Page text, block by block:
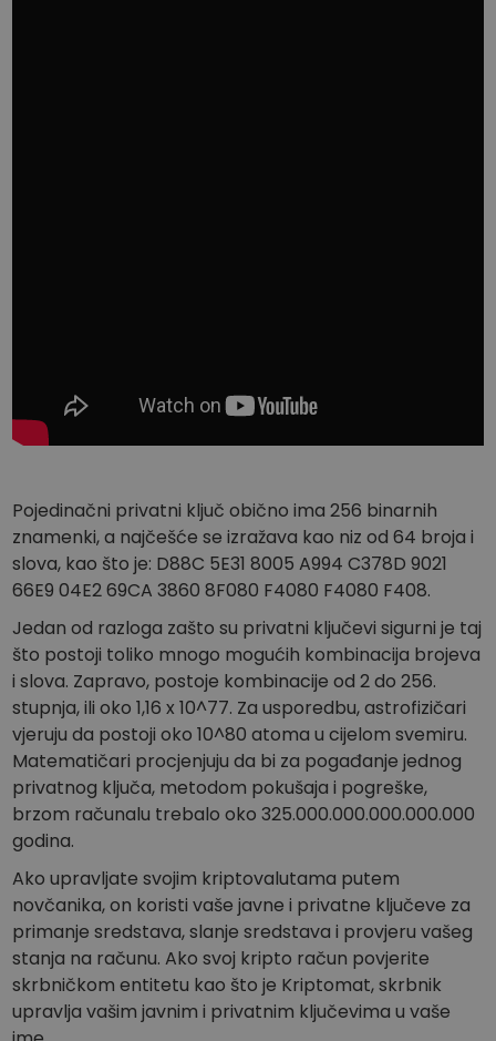
Pojedinačni privatni ključ obično ima 256 binarnih
znamenki, a najčešće se izražava kao niz od 64 broja i
slova, kao što je: D88C 5E31 8005 A994 C378D 9021
66E9 04E2 69CA 3860 8F080 F4080 F4080 F408.
Jedan od razloga zašto su privatni ključevi sigurni je taj
što postoji toliko mnogo mogućih kombinacija brojeva
i slova. Zapravo, postoje kombinacije od 2 do 256.
stupnja, ili oko 1,16 x 10^77. Za usporedbu, astrofizičari
vjeruju da postoji oko 10^80 atoma u cijelom svemiru.
Matematičari procjenjuju da bi za pogađanje jednog
privatnog ključa, metodom pokušaja i pogreške,
brzom računalu trebalo oko 325.000.000.000.000.000
godina.
Ako upravljate svojim kriptovalutama putem
novčanika, on koristi vaše javne i privatne ključeve za
primanje sredstava, slanje sredstava i provjeru vašeg
stanja na računu. Ako svoj kripto račun povjerite
skrbničkom entitetu kao što je Kriptomat, skrbnik
upravlja vašim javnim i privatnim ključevima u vaše